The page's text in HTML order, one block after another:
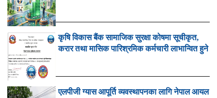
कृषि विकास बैंक सामाजिक सुरक्षा कोषमा सूचीकृत,
करार तथा मासिक पारिश्रमिक कर्मचारी लाभान्वित हुने
एलपीजी ग्यास आपूर्ति व्यवस्थापनका लागि नेपाल आयल